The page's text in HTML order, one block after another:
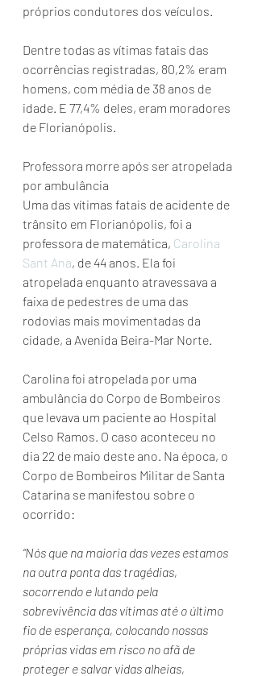
próprios condutores dos veículos.
Dentre todas as vítimas fatais das
ocorrências registradas, 80,2% eram
homens, com média de 38 anos de
idade. E 77,4% deles, eram moradores
de Florianópolis.
Professora morre após ser atropelada
por ambulância
Uma das vítimas fatais de acidente de
trânsito em Florianópolis, foi a
professora de matemática, Carolina
Sant Ana, de 44 anos. Ela foi
atropelada enquanto atravessava a
faixa de pedestres de uma das
rodovias mais movimentadas da
cidade, a Avenida Beira-Mar Norte.
Carolina foi atropelada por uma
ambulância do Corpo de Bombeiros
que levava um paciente ao Hospital
Celso Ramos. O caso aconteceu no
dia 22 de maio deste ano. Na época, o
Corpo de Bombeiros Militar de Santa
Catarina se manifestou sobre o
ocorrido:
“Nós que na maioria das vezes estamos
na outra ponta das tragédias,
socorrendo e lutando pela
sobrevivência das vítimas até o último
fio de esperança, colocando nossas
próprias vidas em risco no afã de
proteger e salvar vidas alheias,